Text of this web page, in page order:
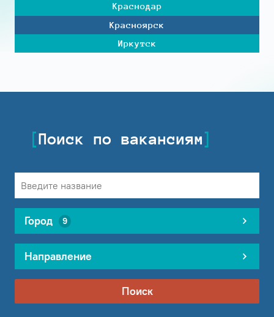
Краснодар
Красноярск
Иркутск
Поиск по вакансиям
Город 9
Направление
Поиск